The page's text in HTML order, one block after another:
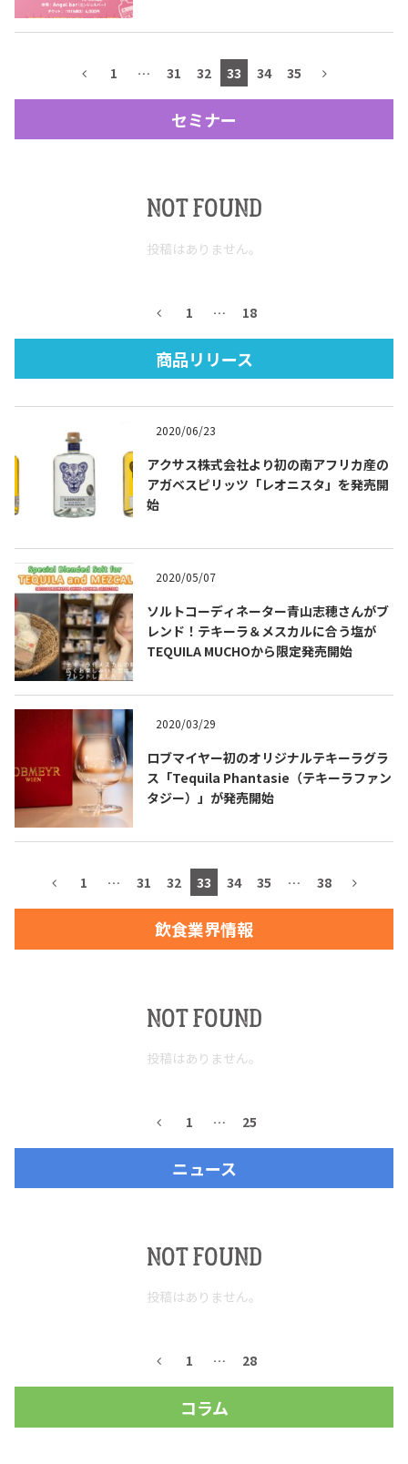
トピックス一覧
Contact
テキーラ・メスカルが飲める
バー＆レストラン
Bar & Restaurant
TEQUILA JOURNAL
About テキーラとは
テキーラの飲み方 テキーラマップ
メキシコ旅行
メキシコの記念日 トピックス
イベント一覧
テキーラ・メスカルが 飲めるバー
＆レストラン
1 … 31 32 33 34 35
セミナー
NOT FOUND
投稿はありません。
1 … 18
商品リリース
2020/06/23
アクサス株式会社より初の南アフリカ産の
アガベスピリッツ「レオニスタ」を発売開
始
2020/05/07
ソルトコーディネーター青山志穂さんがブ
レンド！テキーラ＆メスカルに合う塩が
TEQUILA MUCHOから限定発売開始
2020/03/29
ロブマイヤー初のオリジナルテキーラグラ
ス「Tequila Phantasie（テキーラファン
タジー）」が発売開始
1 … 31 32 33 34 35 … 38
飲食業界情報
NOT FOUND
投稿はありません。
1 … 25
ニュース
NOT FOUND
投稿はありません。
1 … 28
コラム